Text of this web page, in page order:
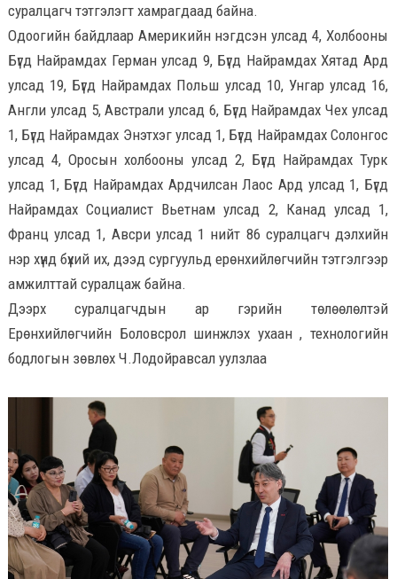
суралцагч тэтгэлэгт хамрагдаад байна.
Одоогийн байдлаар Америкийн нэгдсэн улсад 4, Холбооны
Бүгд Найрамдах Герман улсад 9, Бүгд Найрамдах Хятад Ард
улсад 19, Бүгд Найрамдах Польш улсад 10, Унгар улсад 16,
Англи улсад 5, Австрали улсад 6, Бүгд Найрамдах Чех улсад
1, Бүгд Найрамдах Энэтхэг улсад 1, Бүгд Найрамдах Солонгос
улсад 4, Оросын холбооны улсад 2, Бүгд Найрамдах Турк
улсад 1, Бүгд Найрамдах Ардчилсан Лаос Ард улсад 1, Бүгд
Найрамдах Социалист Вьетнам улсад 2, Канад улсад 1,
Франц улсад 1, Авсри улсад 1 нийт 86 суралцагч дэлхийн
нэр хүнд бүхий их, дээд сургуульд ерөнхийлөгчийн тэтгэлгээр
амжилттай суралцаж байна.
Дээрх суралцагчдын ар гэрийн төлөөлөлтэй
Ерөнхийлөгчийн Боловсрол шинжлэх ухаан , технологийн
бодлогын зөвлөх Ч.Лодойравсал уулзлаа